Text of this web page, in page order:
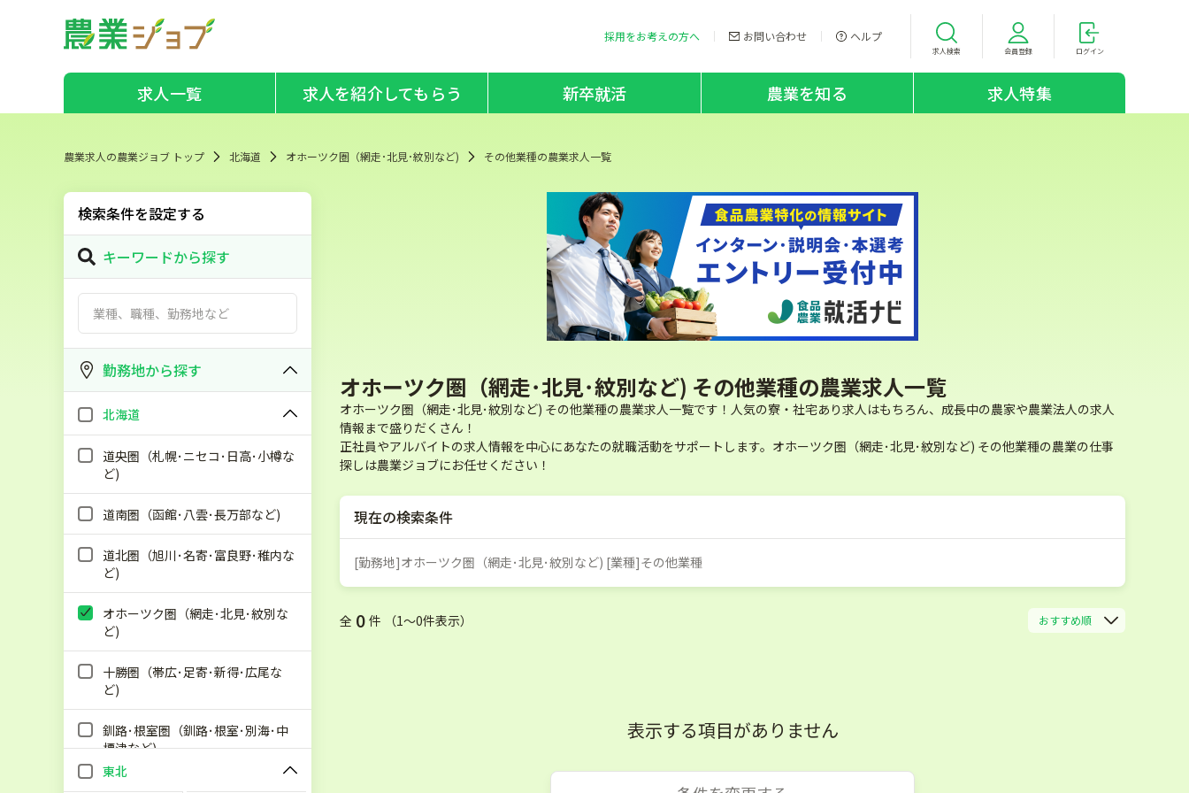
採用をお考えの方へ お問い合わせ ヘルプ
求人検索 会員登録 ログイン
求人一覧 求人を紹介してもらう 新卒就活 農業を知る 求人特集
農業求人の農業ジョブ トップ 北海道 オホーツク圏（網走･北見･紋別など) その他業種の農業求人一覧
検索条件を設定する
キーワードから探す
勤務地から探す
北海道
道央圏（札幌･ニセコ･日高･小樽な
ど)
道南圏（函館･八雲･長万部など)
道北圏（旭川･名寄･富良野･稚内な
ど)
オホーツク圏（網走･北見･紋別な
ど)
十勝圏（帯広･足寄･新得･広尾な
ど)
釧路･根室圏（釧路･根室･別海･中
標津など)
東北
オホーツク圏（網走･北見･紋別など) その他業種の農業求人一覧
オホーツク圏（網走･北見･紋別など) その他業種の農業求人一覧です！人気の寮・社宅あり求人はもちろん、成長中の農家や農業法人の求人
情報まで盛りだくさん！
正社員やアルバイトの求人情報を中心にあなたの就職活動をサポートします。オホーツク圏（網走･北見･紋別など) その他業種の農業の仕事
探しは農業ジョブにお任せください！
現在の検索条件
[勤務地]オホーツク圏（網走･北見･紋別など) [業種]その他業種
全 0 件 （1〜0件表示） おすすめ順
表示する項目がありません